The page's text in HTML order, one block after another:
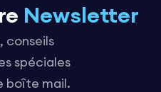
Newsletter
conseils
spéciales
boîte mail.